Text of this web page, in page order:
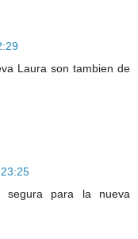
Laura son tambien de
para la nueva